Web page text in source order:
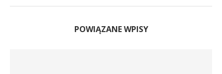
POWIĄZANE WPISY